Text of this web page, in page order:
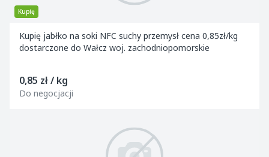
Kupię
Kupię jabłko na soki NFC suchy przemysł cena 0,85zł/kg
dostarczone do Wałcz woj. zachodniopomorskie
0,85 zł / kg
Do negocjacji